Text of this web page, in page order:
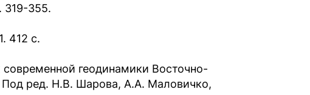
319-355.
412 с.
геодинамики Восточно-
Под ред. Н.В. Шарова, А.А. Маловичко,